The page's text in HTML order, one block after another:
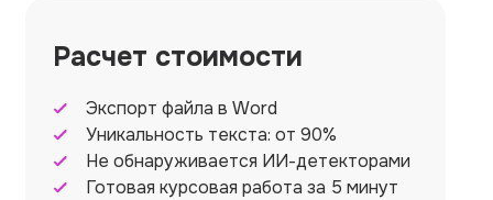
Расчет стоимости
Экспорт файла в Word
Уникальность текста: от 90%
Не обнаруживается ИИ-детекторами
Готовая курсовая работа за 5 минут